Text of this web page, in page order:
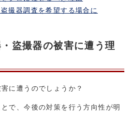
撮器調査を希望する場合に
盜撮器の被害に遭う理
に遭うのでしょうか？
で、今後の対策を行う方向性が明